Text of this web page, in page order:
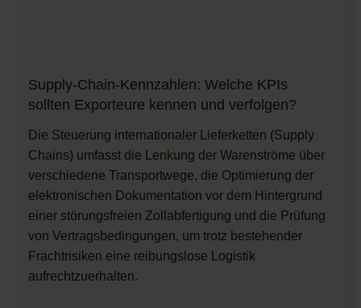
Supply-Chain-Kennzahlen: Welche KPIs
sollten Exporteure kennen und verfolgen?
Die Steuerung internationaler Lieferketten (Supply
Chains) umfasst die Lenkung der Warenströme über
verschiedene Transportwege, die Optimierung der
elektronischen Dokumentation vor dem Hintergrund
einer störungsfreien Zollabfertigung und die Prüfung
von Vertragsbedingungen, um trotz bestehender
Frachtrisiken eine reibungslose Logistik
aufrechtzuerhalten.